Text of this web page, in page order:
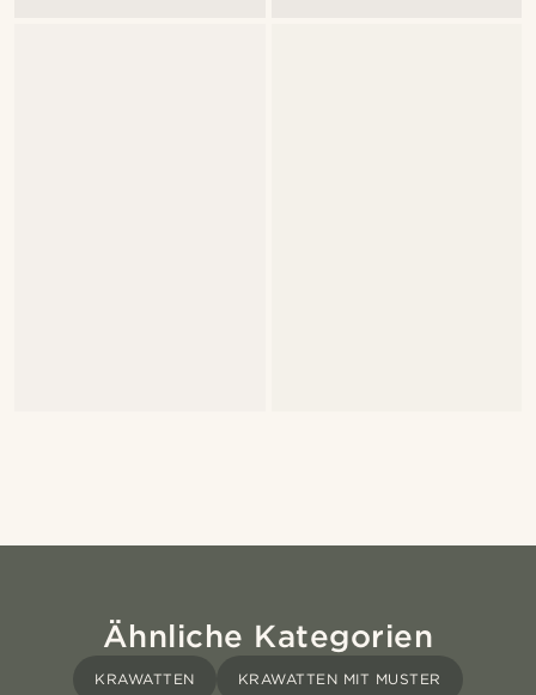
Ähnliche Kategorien
KRAWATTEN KRAWATTEN MIT MUSTER